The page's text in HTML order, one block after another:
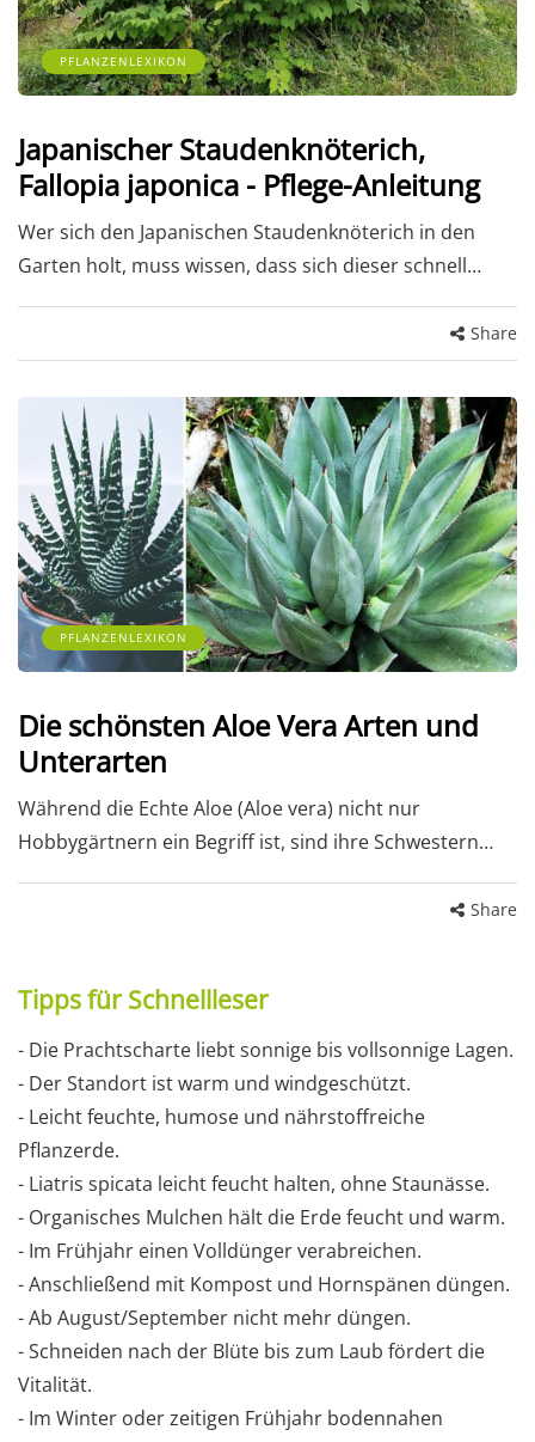
PFLANZENLEXIKON
Japanischer Staudenknöterich,
Fallopia japonica - Pflege-Anleitung
Wer sich den Japanischen Staudenknöterich in den
Garten holt, muss wissen, dass sich dieser schnell…
Share
PFLANZENLEXIKON
Die schönsten Aloe Vera Arten und
Unterarten
Während die Echte Aloe (Aloe vera) nicht nur
Hobbygärtnern ein Begriff ist, sind ihre Schwestern…
Share
Tipps für Schnellleser
- Die Prachtscharte liebt sonnige bis vollsonnige Lagen.
- Der Standort ist warm und windgeschützt.
- Leicht feuchte, humose und nährstoffreiche
Pflanzerde.
- Liatris spicata leicht feucht halten, ohne Staunässe.
- Organisches Mulchen hält die Erde feucht und warm.
- Im Frühjahr einen Volldünger verabreichen.
- Anschließend mit Kompost und Hornspänen düngen.
- Ab August/September nicht mehr düngen.
- Schneiden nach der Blüte bis zum Laub fördert die
Vitalität.
- Im Winter oder zeitigen Frühjahr bodennahen